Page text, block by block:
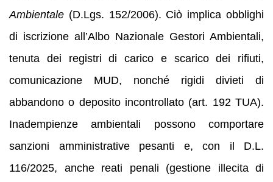
Ambientale (D.Lgs. 152/2006). Ciò implica obblighi
di iscrizione all’Albo Nazionale Gestori Ambientali,
tenuta dei registri di carico e scarico dei rifiuti,
comunicazione MUD, nonché rigidi divieti di
abbandono o deposito incontrollato (art. 192 TUA).
Inadempienze ambientali possono comportare
sanzioni amministrative pesanti e, con il D.L.
116/2025, anche reati penali (gestione illecita di